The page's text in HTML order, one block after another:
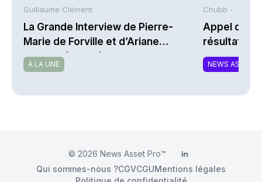
Guillaume Clément
La Grande Interview de Pierre-
Marie de Forville et d’Ariane
Darmon (Ivesta)
À LA UNE
Chubb -
Appel de
résultats
2026 de
NEWS
© 2026 News Asset Pro™ LinkedIn
Qui sommes-nous ?CGVCGUMentions légales